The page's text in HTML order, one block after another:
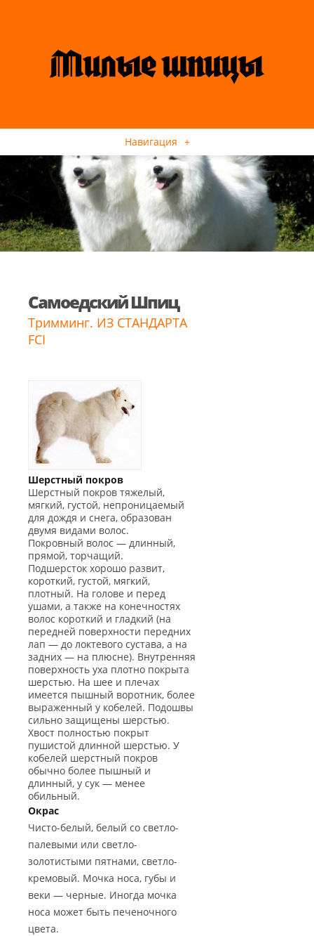
Навигация +
Самоедский Шпиц
Тримминг. ИЗ СТАНДАРТА
FCI
Шерстный покров
Шерстный покров тяжелый,
мягкий, густой, непроницаемый
для дождя и снега, образован
двумя видами волос.
Покровный волос — длинный,
прямой, торчащий.
Подшерсток хорошо развит,
короткий, густой, мягкий,
плотный. На голове и перед
ушами, а также на конечностях
волос короткий и гладкий (на
передней поверхности передних
лап — до локтевого сустава, а на
задних — на плюсне). Внутренняя
поверхность уха плотно покрыта
шерстью. На шее и плечах
имеется пышный воротник, более
выраженный у кобелей. Подошвы
сильно защищены шерстью.
Хвост полностью покрыт
пушистой длинной шерстью. У
кобелей шерстный покров
обычно более пышный и
длинный, у сук — менее
обильный.
Окрас
Чисто-белый, белый со светло-
палевыми или светло-
золотистыми пятнами, светло-
кремовый. Мочка носа, губы и
веки — черные. Иногда мочка
носа может быть печеночного
цвета.